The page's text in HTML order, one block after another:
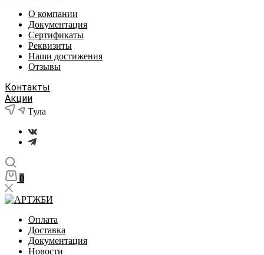
О компании
Документация
Сертификаты
Реквизиты
Наши достижения
Отзывы
Контакты
Акции
Тула
0
Оплата
Доставка
Документация
Новости